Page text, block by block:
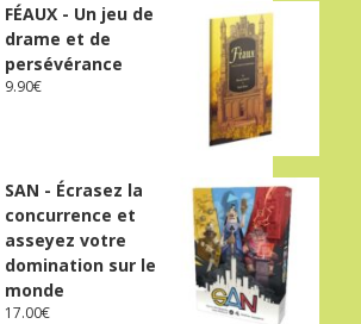
FÉAUX - Un jeu de
drame et de
persévérance
9.90€
SAN - Écrasez la
concurrence et
asseyez votre
domination sur le
monde
17.00€